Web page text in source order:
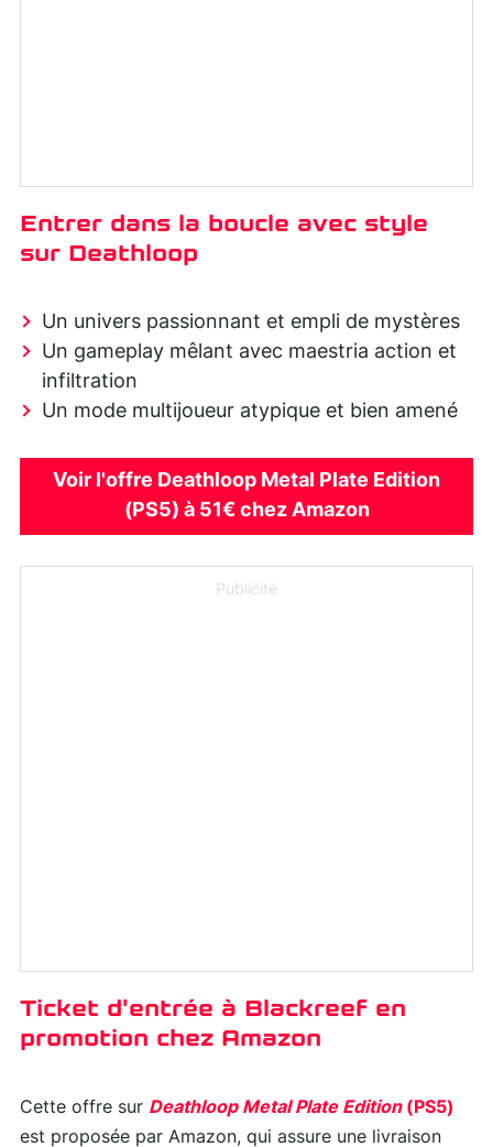
Entrer dans la boucle avec style
sur Deathloop
Un univers passionnant et empli de mystères
Un gameplay mêlant avec maestria action et
infiltration
Un mode multijoueur atypique et bien amené
Voir l'offre Deathloop Metal Plate Edition
(PS5) à 51€ chez Amazon
Publicité
Ticket d'entrée à Blackreef en
promotion chez Amazon
Cette offre sur Deathloop Metal Plate Edition (PS5)
est proposée par Amazon, qui assure une livraison